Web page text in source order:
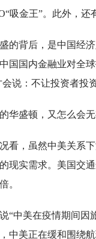
吸金王”。此外，还
的背后，是中国经
国国内金融业对全
说：不让投资者投
华盛顿，又怎么会
看，虽然中美关系
现实需求。美国交
。
“中美在疫情期间因
中美正在缓和围绕